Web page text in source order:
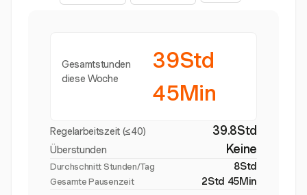
Gesamtstunden
diese Woche
39Std
45Min
Regelarbeitszeit (≤40) 39.8Std
Überstunden Keine
Durchschnitt Stunden/Tag 8Std
Gesamte Pausenzeit 2Std 45Min